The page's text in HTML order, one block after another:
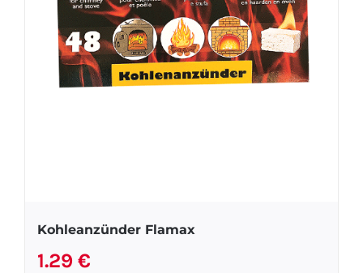
Kohleanzünder Flamax
1.29 €